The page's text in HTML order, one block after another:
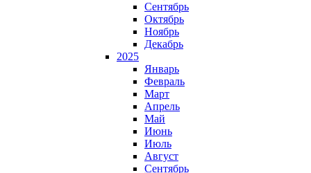
Сентябрь
Октябрь
Ноябрь
Декабрь
2025
Январь
Февраль
Март
Апрель
Май
Июнь
Июль
Август
Сентябрь